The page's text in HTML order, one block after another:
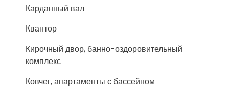
Карданный вал
Квантор
Кирочный двор, банно-оздоровительный
комплекс
Ковчег, апартаменты с бассейном